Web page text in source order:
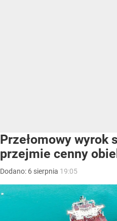
Przełomowy wyrok
przejmie cenny
Dodano: 6 sierpnia 19:05